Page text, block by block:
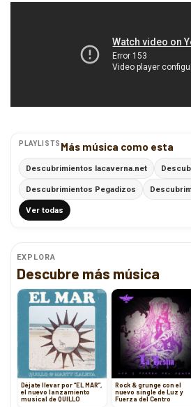
PLAYLISTS Más música como esta
Descubrimientos lacaverna.net
Descubrimientos Pegadizos
Ver todas
EXPLORA
Descubre más música
Déjate llevar por “EL MAR”,
el nuevo lanzamiento
musical de QUILLO
Rock & grunge con el
nuevo single de Luz y
Fuerza del Centro